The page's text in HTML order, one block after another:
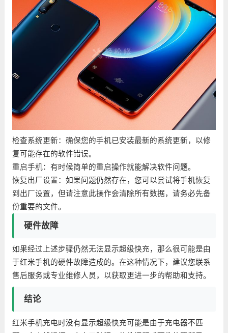
检查系统更新：确保您的手机已安装最新的系统更新，以修
复可能存在的软件错误。
重启手机：有时候简单的重启操作就能解决软件问题。
恢复出厂设置：如果问题仍然存在，您可以尝试将手机恢复
到出厂设置，但请注意此操作会清除所有数据，请务必先备
份重要的文件。
硬件故障
如果经过上述步骤仍然无法显示超级快充，那么很可能是由
于红米手机的硬件故障造成的。在这种情况下，建议您联系
售后服务或专业维修人员，以获取更进一步的帮助和支持。
结论
红米手机充电时没有显示超级快充可能是由于充电器不匹